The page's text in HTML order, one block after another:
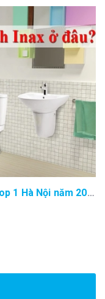
Mua thiết bị vệ sinh Inax ở đâu rẻ top 1 Hà Nội năm 2020